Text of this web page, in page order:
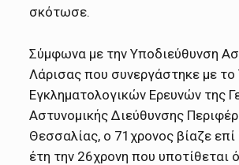
σκότωσε.
Σύμφωνα με την Υποδιεύθυνση
Λάρισας που συνεργάστηκε με το
Εγκληματολογικών Ερευνών της
Αστυνομικής Διεύθυνσης
Θεσσαλίας, ο 71χρονος βίαζε
έτη την 26χρονη που υποτίθεται